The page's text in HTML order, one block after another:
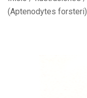
(Aptenodytes forsteri)